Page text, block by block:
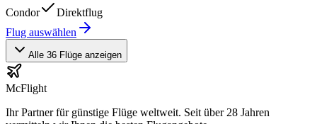
Condor
Direktflug
Flug auswählen
Alle 36 Flüge anzeigen
McFlight
Ihr Partner für günstige Flüge weltweit. Seit über 28 Jahren